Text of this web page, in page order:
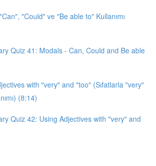
"Could" ve "Be able to" Kullanımı
Quiz 41: Modals - Can, Could and Be able
with "very" and "too" (Sıfatlarla "very"
(8:14)
Quiz 42: Using Adjectives with "very" and